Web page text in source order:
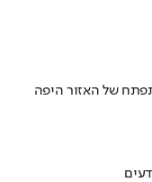
של האזור היפה